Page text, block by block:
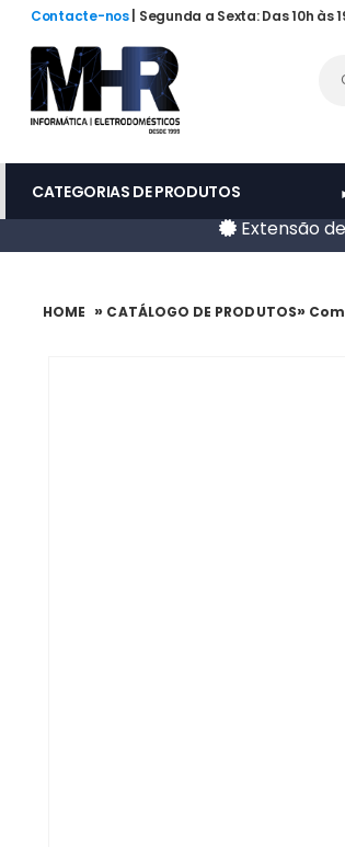
Contacte-nos | Segunda a Sexta: Das 10h às
CATEGORIAS DE PRODUTOS
Extensão
HOME » CATÁLOGO DE PRODUTOS»